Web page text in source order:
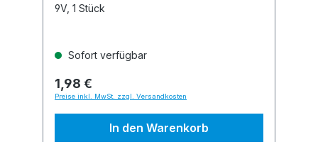
9V, 1 Stück
Sofort verfügbar
1,98 €
Preise inkl. MwSt. zzgl. Versandkosten
In den Warenkorb